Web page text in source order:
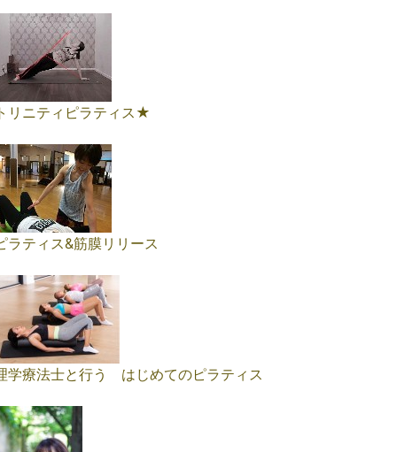
リニティピラティス★
ラティス&筋膜リリース
学療法士と行う はじめてのピラティス